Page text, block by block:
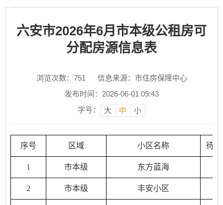
六安市2026年6月市本级公租房可
分配房源信息表
浏览次数： 751
信息来源：市住房保障中心
发布时间：2026-06-01 09:43
字号：
大 中 小
序号 区域 小区名称 待
1 市本级 东方蓝海
2 市本级 丰安小区